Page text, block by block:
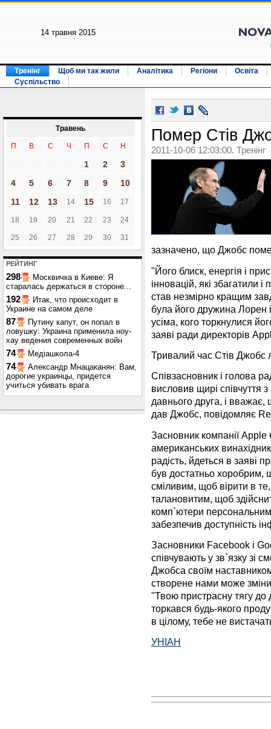
14 травня 2015
Тренінг Щоб ми так жили Аналітика Регіони
Освіта
Суспільство
Травень
П В С Ч П С Н
1 2
3
4
5 6 7 8 9
10
11
12 13 14 15 16 17
18 19 20 21 22 23 24
25 26 27 28 29 30 31
РЕЙТИНГ
298
Москвичка в Киеве: Я
старалась держаться в стороне...
192
Итак, что происходит в
Украине на самом деле
87
Путину капут, он попал в
ловушку: Украина применила ноу-
хау ведения современных войн
74 Медіашкола-4
74
Александр Мнацаканян: Вам,
дорогие украинцы, придется
учиться убивать врага
Помер Стів
2011-10-06 12:03:00. Тренінг
зазначено, що Джобс
"Його блиск, енергія і
інновацій, які збагатили
став незмірно кращим
була його дружина Лорен
усіма, кого торкнулися
заяві ради директорів
Тривалий час Стів Джобс
Співзасновник і голова
висловив щирі співчуття
давнього друга, і вважає,
дав Джобс, повідомляє
Засновник компанії
американських
радість, йдеться в
був достатньо хоробрим,
сміливим, щоб вірити в
талановитим, щоб
комп`ютери
забезпечив доступність
Засновники Facebook і
співчувають у зв`язку зі
Джобса своїм
створене нами може
"Твою пристрасну тягу до
торкався будь-якого
в цілому, тебе не
УНІАН